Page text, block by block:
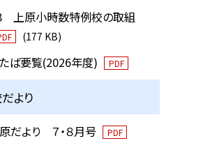
上原小時数特例校の取組
(177 KB)
ば要覧(2026年度) PDF
より
だより ７・８月号 PDF